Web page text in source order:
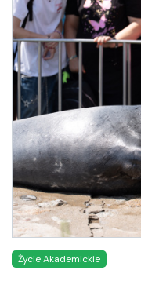
Życie Akademickie